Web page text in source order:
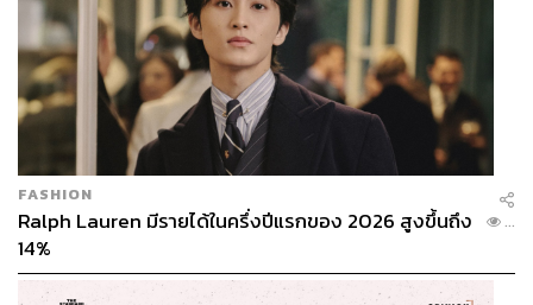
FASHION
Ralph Lauren มีรายได้ในครึ่งปีแรกของ 2026 สูงขึ้นถึง
14%
...